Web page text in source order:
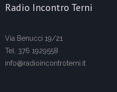
Radio Incontro Terni
Via Benucci 19/21
Tel. 376 1929558
info@radioincontroterni.it